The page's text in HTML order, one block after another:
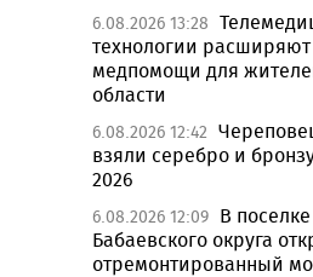
6.08.2026 13:28
технологии расширяют
медпомощи для
области
6.08.2026 12:42
взяли серебро и
2026
6.08.2026 12:09 В
Бабаевского округа
отремонтированный